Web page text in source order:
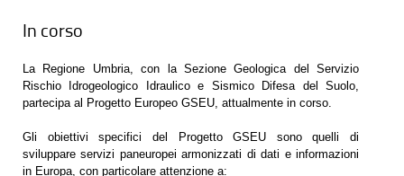
In corso
La Regione Umbria, con la Sezione Geologica del Servizio
Rischio Idrogeologico Idraulico e Sismico Difesa del Suolo,
partecipa al Progetto Europeo GSEU, attualmente in corso.
Gli obiettivi specifici del Progetto GSEU sono quelli di
sviluppare servizi paneuropei armonizzati di dati e informazioni
in Europa, con particolare attenzione a: